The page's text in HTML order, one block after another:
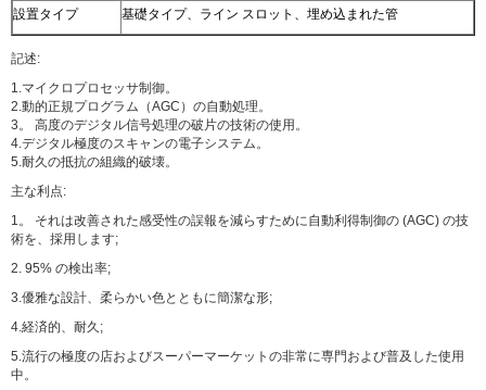
設置タイプ 基礎タイプ、ライン スロット、埋め込まれた管
記述:
1.マイクロプロセッサ制御。
2.動的正規プログラム（AGC）の自動処理。
3。 高度のデジタル信号処理の破片の技術の使用。
4.デジタル極度のスキャンの電子システム。
5.耐久の抵抗の組織的破壊。
主な利点:
1。 それは改善された感受性の誤報を減らすために自動利得制御の (AGC) の技
術を、採用します;
2. 95% の検出率;
3.優雅な設計、柔らかい色とともに簡潔な形;
4.経済的、耐久;
5.流行の極度の店およびスーパーマーケットの非常に専門および普及した使用
中。